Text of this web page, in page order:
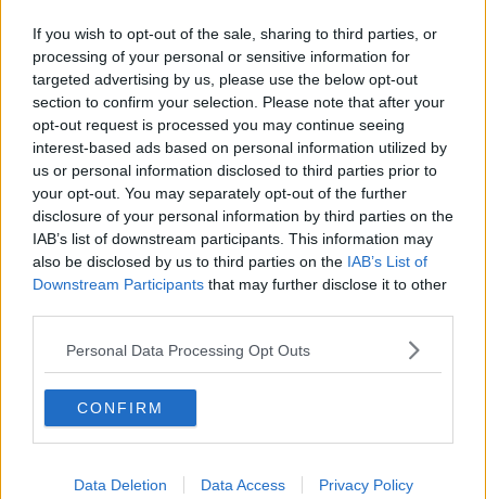
If you wish to opt-out of the sale, sharing to third parties, or
processing of your personal or sensitive information for
targeted advertising by us, please use the below opt-out
section to confirm your selection. Please note that after your
opt-out request is processed you may continue seeing
interest-based ads based on personal information utilized by
us or personal information disclosed to third parties prior to
your opt-out. You may separately opt-out of the further
disclosure of your personal information by third parties on the
IAB’s list of downstream participants. This information may
also be disclosed by us to third parties on the IAB’s List of
Downstream Participants that may further disclose it to other
Personal Data Processing Opt Outs
CONFIRM
Data Deletion Data Access Privacy Policy
dedicato aEnzo Tentipochi mesi fa, diventa una tra le dieci
strutture più all'avanguardia in Italia”.
Enrico Calcini:“Gli atleti partecipanti saranno circaduemila,il
settore Master, infatti, muove anche amici e famiglie. Quindi, si
prevede una presenza massiccia in città con un indotto pari a circa
4mila persone. Esprimo grande soddisfazione per questo evento:
abbiamo atteso per lungo tempo il campo di atletica e ora lo
abbiamo. Quest'anno c'è il grande salto con i Campionati Master, e
nell'organizzazione ho trovato una collaborazione ottima da parte
questo sarà un punto di partenza per fare di Arezzo un luogo di
riferimento dell'atletica italiana”.
Marcello Comanducci: “A livello turistico abbiamo fatto un piccolo
esperimento: l'associazione albergatori ha creato dei
comprensivi di visite ai musei con sconti e degustazione di
prodotti tipici, per far conoscere ancora di più la nostra città agli
rendere la città viva anche la sera con il secondo appuntamento di